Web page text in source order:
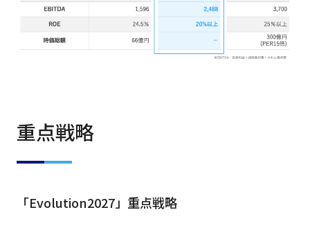
重点戦略
「Evolution2027」重点戦略